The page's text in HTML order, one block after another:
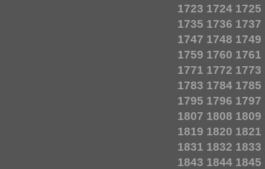
1723 1724 1725
1735 1736 1737
1747 1748 1749
1759 1760 1761
1771 1772 1773
1783 1784 1785
1795 1796 1797
1807 1808 1809
1819 1820 1821
1831 1832 1833
1843 1844 1845